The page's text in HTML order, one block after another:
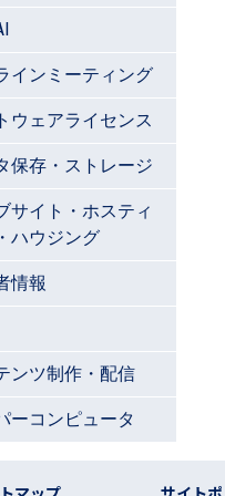
インミーティング
ウェアライセンス
保存・ストレージ
サイト・ホスティ
ハウジング
情報
ンツ制作・配信
ーコンピュータ
ー リンク